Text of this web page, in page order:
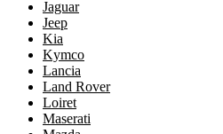
Jaguar
Jeep
Kia
Kymco
Lancia
Land Rover
Loiret
Maserati